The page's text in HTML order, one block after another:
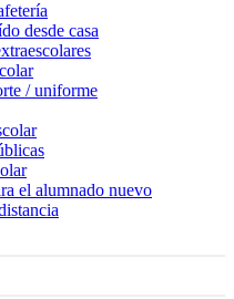
desde casa
/ uniforme
el alumnado nuevo